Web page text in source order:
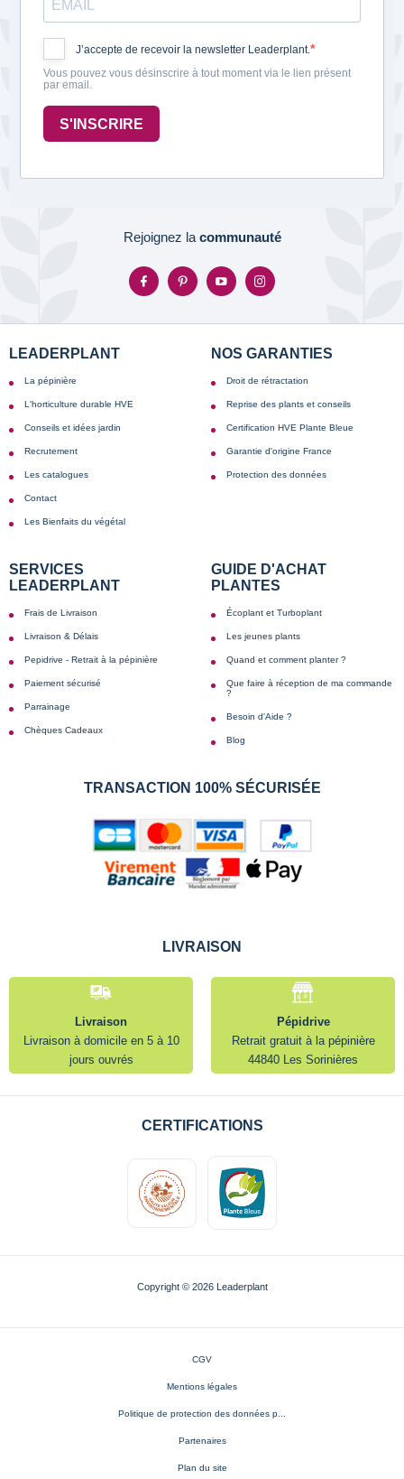
J’accepte de recevoir la newsletter Leaderplant.
Vous pouvez vous désinscrire à tout moment via le lien présent
par email.
S'INSCRIRE
Rejoignez la communauté
LEADERPLANT
La pépinière
L'horticulture durable HVE
Conseils et idées jardin
Recrutement
Les catalogues
Contact
Les Bienfaits du végétal
NOS GARANTIES
Droit de rétractation
Reprise des plants et conseils
Certification HVE Plante Bleue
Garantie d'origine France
Protection des données
SERVICES
LEADERPLANT
Frais de Livraison
Livraison & Délais
Pepidrive - Retrait à la pépinière
Paiement sécurisé
Parrainage
Chèques Cadeaux
GUIDE D'ACHAT
PLANTES
Écoplant et Turboplant
Les jeunes plants
Quand et comment planter ?
Que faire à réception de ma commande
?
Besoin d'Aide ?
Blog
TRANSACTION 100% SÉCURISÉE
LIVRAISON
Livraison
Livraison à domicile en 5 à 10
jours ouvrés
Pépidrive
Retrait gratuit à la pépinière
44840 Les Sorinières
CERTIFICATIONS
Copyright © 2026 Leaderplant
CGV
Mentions légales
Politique de protection des données p...
Partenaires
Plan du site